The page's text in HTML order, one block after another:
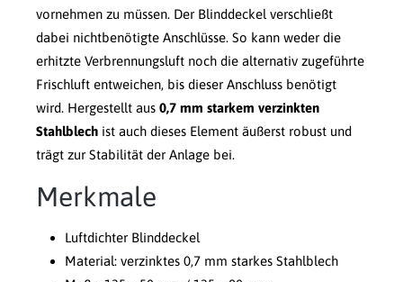
vornehmen zu müssen. Der Blinddeckel verschließt
dabei nichtbenötigte Anschlüsse. So kann weder die
erhitzte Verbrennungsluft noch die alternativ zugeführte
Frischluft entweichen, bis dieser Anschluss benötigt
wird. Hergestellt aus 0,7 mm starkem verzinkten
Stahlblech ist auch dieses Element äußerst robust und
trägt zur Stabilität der Anlage bei.
Merkmale
Luftdichter Blinddeckel
Material: verzinktes 0,7 mm starkes Stahlblech